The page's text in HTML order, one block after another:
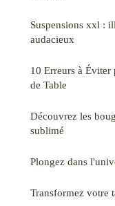
Suspensions xxl :
audacieux
10 Erreurs à
de Table
Découvrez les
sublimé
Plongez dans
Transformez votre